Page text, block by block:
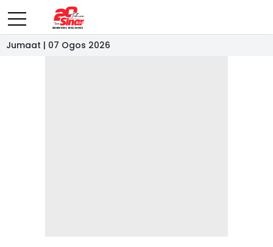
Jumaat | 07 Ogos 2026